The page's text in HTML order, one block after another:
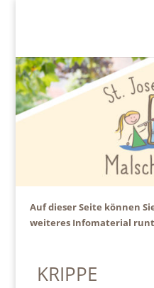
Auf dieser Seite können
weiteres Infomaterial
KRIPPE